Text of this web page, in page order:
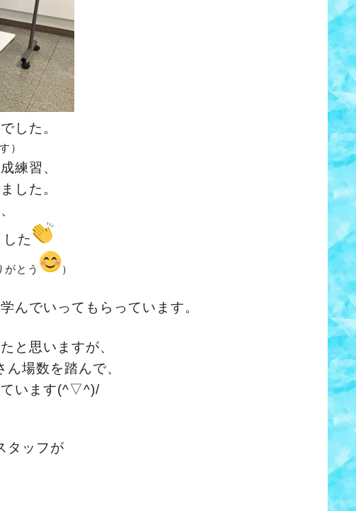
した。
）
練習、
した。
た
とう ）
んでいってもらっています。
と思いますが、
場数を踏んで、
ています(^▽^)/
タッフが